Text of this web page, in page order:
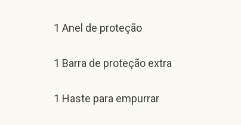
1 Anel de proteção
1 Barra de proteção extra
1 Haste para empurrar